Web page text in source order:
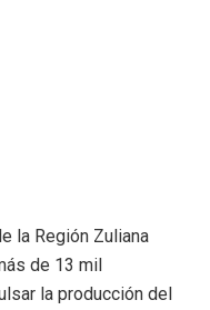
la Región Zuliana
de 13 mil
la producción del